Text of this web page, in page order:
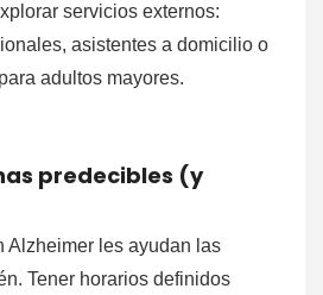
servicios externos:
asistentes a domicilio o
adultos mayores.
predecibles (y
Alzheimer les ayudan las
Tener horarios definidos